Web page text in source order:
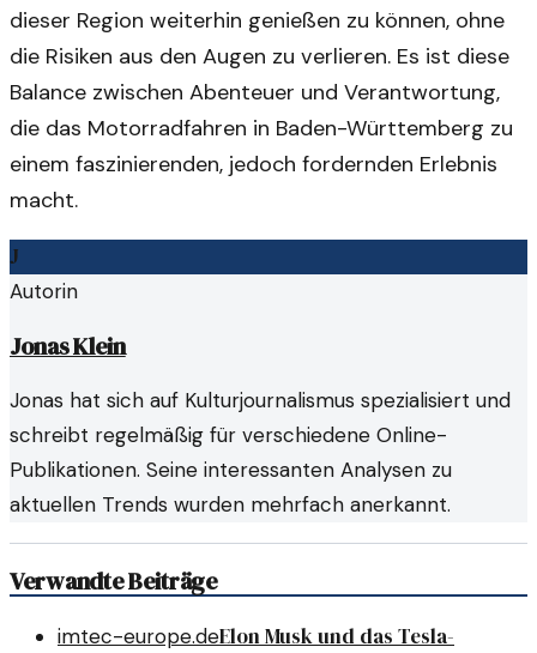
dieser Region weiterhin genießen zu können, ohne
die Risiken aus den Augen zu verlieren. Es ist diese
Balance zwischen Abenteuer und Verantwortung,
die das Motorradfahren in Baden-Württemberg zu
einem faszinierenden, jedoch fordernden Erlebnis
macht.
J
Autorin
Jonas Klein
Jonas hat sich auf Kulturjournalismus spezialisiert und
schreibt regelmäßig für verschiedene Online-
Publikationen. Seine interessanten Analysen zu
aktuellen Trends wurden mehrfach anerkannt.
Verwandte Beiträge
imtec-europe.deElon Musk und das Tesla-